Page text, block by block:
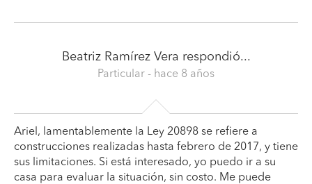
Beatriz Ramírez Vera respondió...
Particular - hace 8 años
Ariel, lamentablemente la Ley 20898 se refiere a
construcciones realizadas hasta febrero de 2017, y tiene
sus limitaciones. Si está interesado, yo puedo ir a su
casa para evaluar la situación, sin costo. Me puede